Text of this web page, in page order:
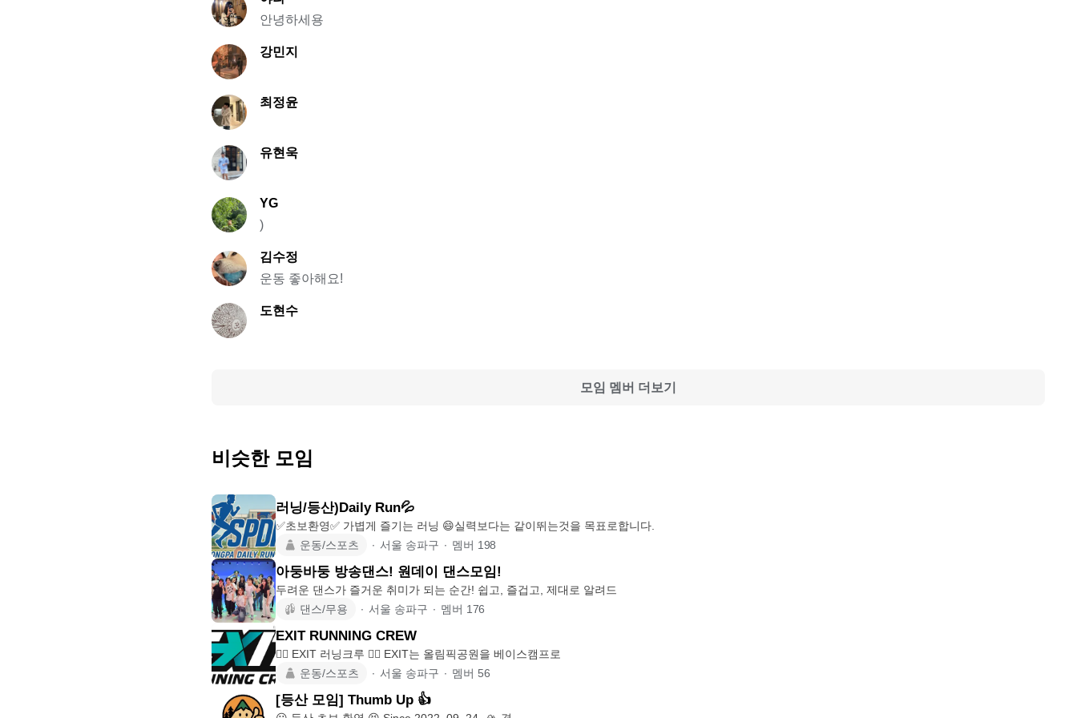
안녕하세용
강민지
최정윤
유현욱
YG
)
김수정
운동 좋아해요!
도현수
모임 멤버 더보기
비슷한 모임
러닝/등산)Daily Run💦
✅초보환영✅ 가볍게 즐기는 러닝 😄실력보다는 같이뛰는것을 목표로합니다.
운동/스포츠
∙ 서울 송파구 ∙ 멤버 198
아둥바둥 방송댄스! 원데이 댄스모임!
두려운 댄스가 즐거운 취미가 되는 순간! 쉽고, 즐겁고, 제대로 알려드
댄스/무용
∙ 서울 송파구 ∙ 멤버 176
EXIT RUNNING CREW
🏃‍♂️ EXIT 러닝크루 🏃‍♀️ EXIT는 올림픽공원을 베이스캠프로
운동/스포츠
∙ 서울 송파구 ∙ 멤버 56
[등산 모임] Thumb Up 👍